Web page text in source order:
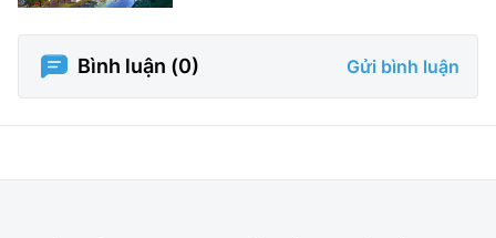
Bình luận (0) Gửi bình luận